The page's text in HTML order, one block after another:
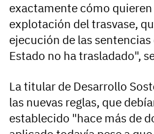
exactamente cómo
explotación del trasvase,
ejecución de las
Estado no ha trasladado",
La titular de Desarrollo
las nuevas reglas, que
establecido "hace más de